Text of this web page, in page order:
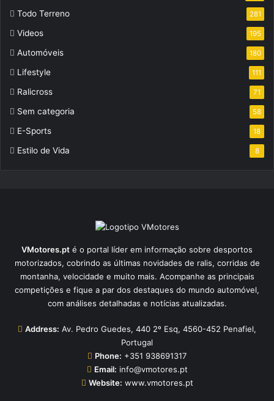
Todo Terreno 281
Videos 195
Automóveis 180
Lifestyle 111
Ralicross 71
Sem categoria 58
E-Sports 18
Estilo de Vida 8
VMotores.pt é o portal líder em informação sobre desportos
motorizados, cobrindo as últimas novidades de ralis, corridas de
montanha, velocidade e muito mais. Acompanhe as principais
competições e fique a par dos destaques do mundo automóvel,
com análises detalhadas e notícias atualizadas.
Address: Av. Pedro Guedes, 440 2º Esq, 4560-452 Penafiel,
Portugal
Phone: +351 938691317
Email: info@vmotores.pt
Website: www.vmotores.pt